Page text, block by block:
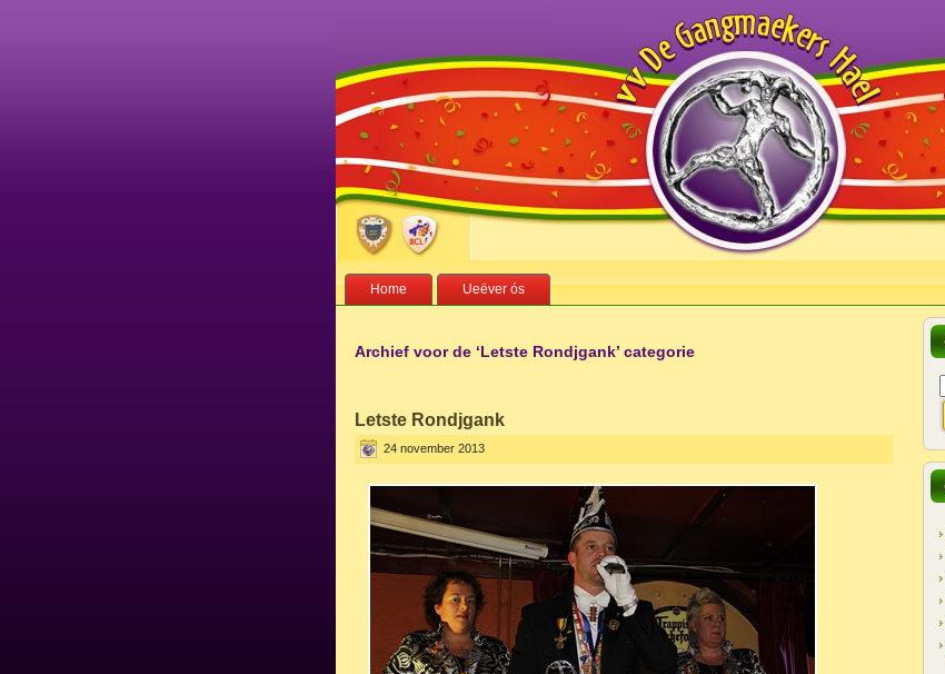
Home Ueëver ós
Archief voor de ‘Letste Rondjgank’ categorie
Letste Rondjgank
24 november 2013